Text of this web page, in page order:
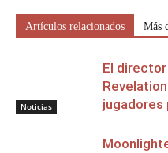
Artículos relacionados Más
Noticias
El director
jugadores